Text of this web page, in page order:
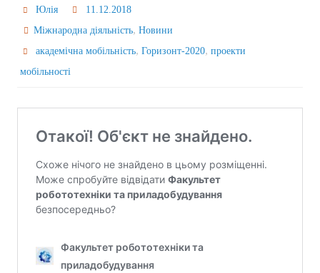
Юлія
11.12.2018
Міжнародна діяльність,Новини
академічна мобільність,Горизонт-2020,проекти
мобільності